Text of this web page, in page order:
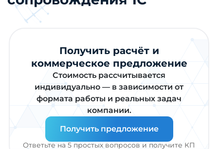
Получить расчёт и
коммерческое предложение
Стоимость рассчитывается
индивидуально — в зависимости от
формата работы и реальных задач
компании.
Получить предложение
Ответьте на 5 простых вопросов и получите КП